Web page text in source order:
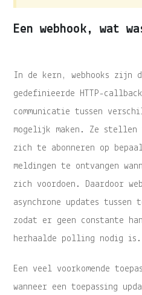
Een webhook, wat
In de kern, webhooks zijn
gedefinieerde HTTP-
communicatie tussen
mogelijk maken. Ze stellen
zich te abonneren op
meldingen te ontvangen
zich voordoen. Daardoor
asynchrone updates tussen
zodat er geen constante
herhaalde polling nodig is.
Een veel voorkomende
wanneer een toepassing